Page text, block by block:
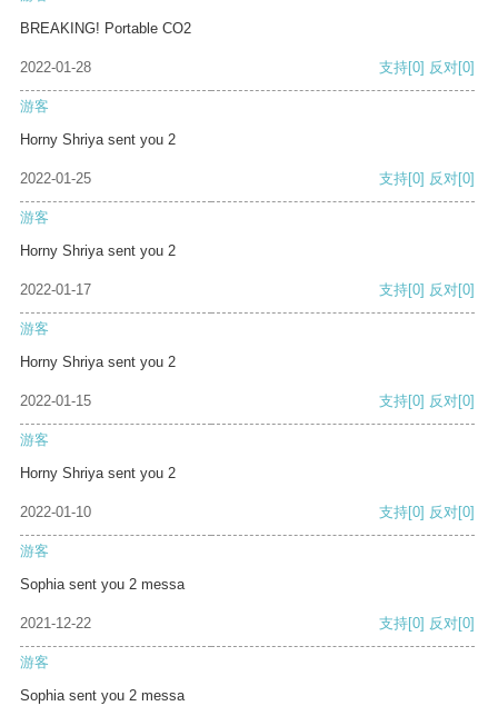
BREAKING! Portable CO2
2022-01-28 支持[0] 反对[0]
游客
Horny Shriya sent you 2
2022-01-25 支持[0] 反对[0]
游客
Horny Shriya sent you 2
2022-01-17 支持[0] 反对[0]
游客
Horny Shriya sent you 2
2022-01-15 支持[0] 反对[0]
游客
Horny Shriya sent you 2
2022-01-10 支持[0] 反对[0]
游客
Sophia sent you 2 messa
2021-12-22 支持[0] 反对[0]
游客
Sophia sent you 2 messa